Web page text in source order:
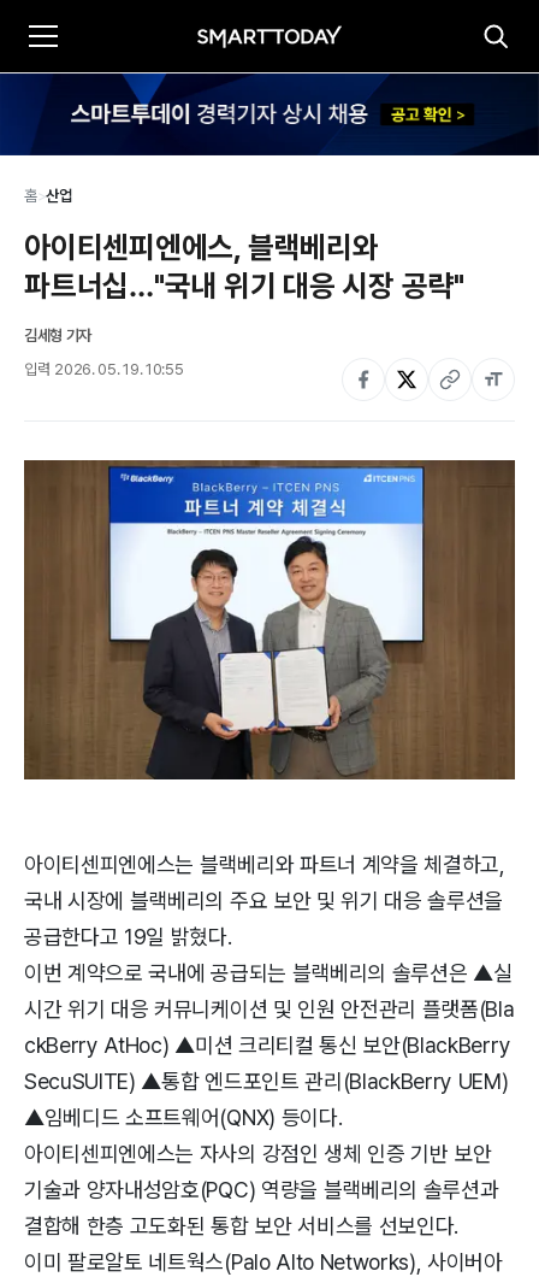
홈>산업
아이티센피엔에스, 블랙베리와
파트너십…"국내 위기 대응 시장 공략"
김세형 기자
입력 2026. 05. 19. 10:55
아이티센피엔에스는 블랙베리와 파트너 계약을 체결하고,
국내 시장에 블랙베리의 주요 보안 및 위기 대응 솔루션을
공급한다고 19일 밝혔다.
이번 계약으로 국내에 공급되는 블랙베리의 솔루션은 ▲실
시간 위기 대응 커뮤니케이션 및 인원 안전관리 플랫폼(Bla
ckBerry AtHoc) ▲미션 크리티컬 통신 보안(BlackBerry
SecuSUITE) ▲통합 엔드포인트 관리(BlackBerry UEM)
▲임베디드 소프트웨어(QNX) 등이다.
아이티센피엔에스는 자사의 강점인 생체 인증 기반 보안
기술과 양자내성암호(PQC) 역량을 블랙베리의 솔루션과
결합해 한층 고도화된 통합 보안 서비스를 선보인다.
이미 팔로알토 네트웍스(Palo Alto Networks), 사이버아